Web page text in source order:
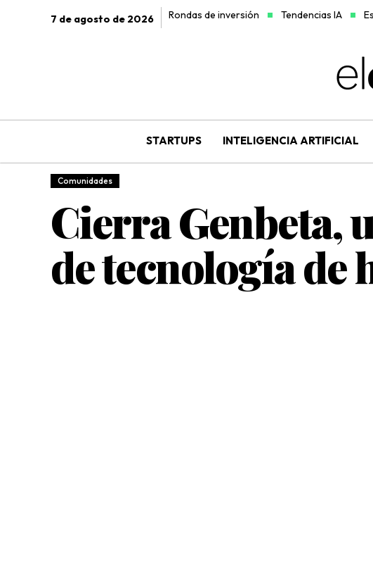
7 de agosto de 2026 Rondas de inversión Tendencias IA
STARTUPS INTELIGENCIA ARTIFICIAL
Comunidades
Cierra Genbeta,
de tecnología de